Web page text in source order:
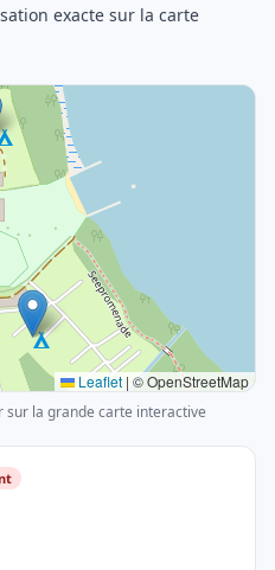
exacte sur la carte
Leaflet | © OpenStreetMap
sur la grande carte interactive